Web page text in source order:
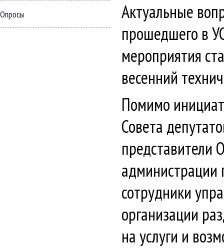
Опросы
Актуальные
прошедшего в
мероприятия
весенний
Помимо
Совета
представители
администрации
сотрудники
организации
на услуги и